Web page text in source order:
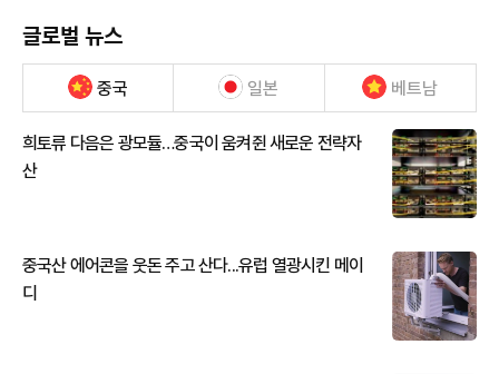
글로벌 뉴스
중국 일본 베트남
희토류 다음은 광모듈…중국이 움켜쥔 새로운 전략자
산
중국산 에어콘을 웃돈 주고 산다...유럽 열광시킨 메이
디